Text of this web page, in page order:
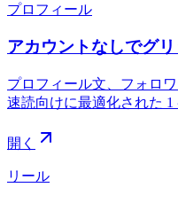
プロフィール
アカウントなしでグ
プロフィール文、フォロ
速読向けに最適化された 1
開く
リール